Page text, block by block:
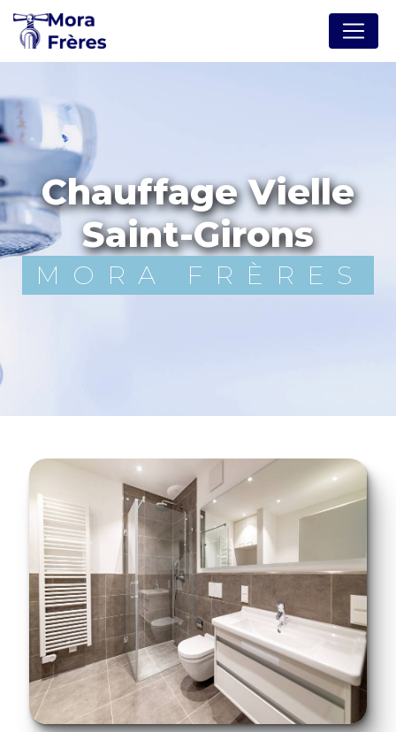
chauffage Vielle
Saint-Girons
MORA FRÈRES
Panneau de gestion des cookies